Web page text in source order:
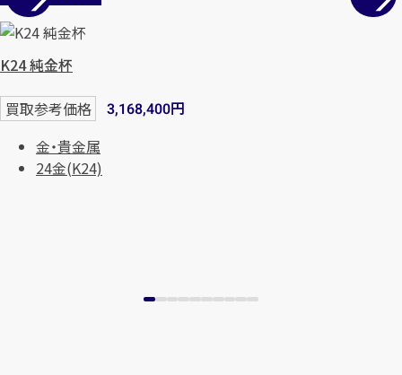
K24 純金杯
買取参考価格 3,168,400円
金・貴金属
24金(K24)